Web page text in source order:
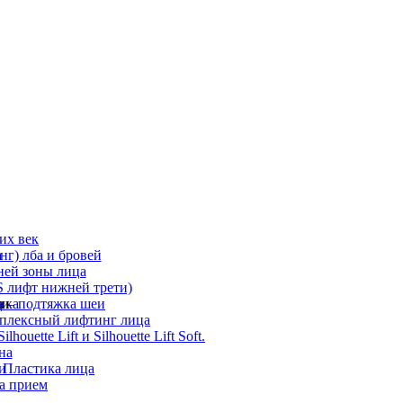
век
лба и бровей
зоны лица
лифт нижней трети)
– подтяжка шеи
лифтинг лица
Lift и Silhouette Lift Soft.
лица
прием